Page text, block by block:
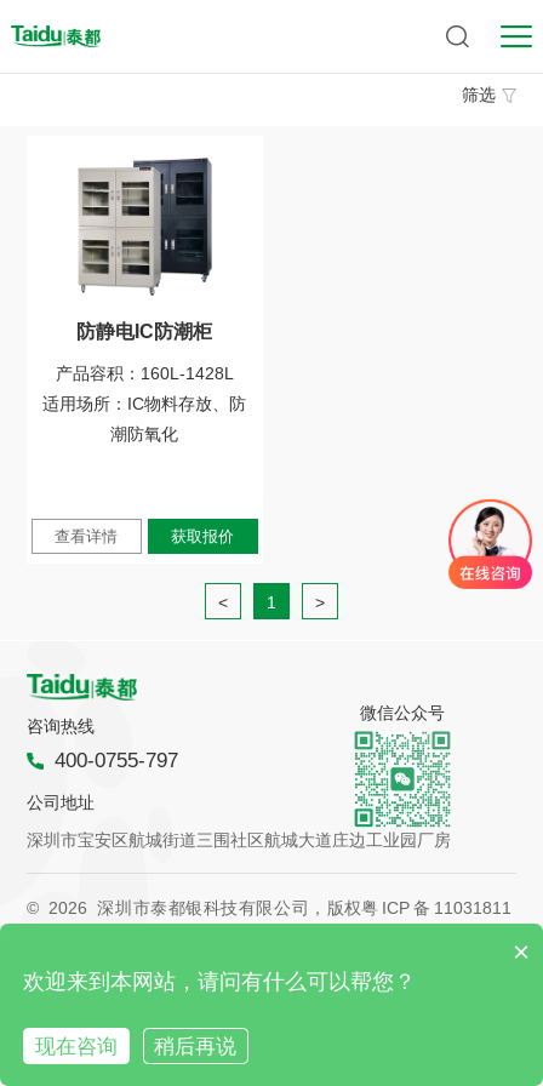
筛选
防静电IC防潮柜
产品容积：160L-1428L
适用场所：IC物料存放、防
潮防氧化
查看详情 获取报价
< 1 >
咨询热线
400-0755-797
公司地址
深圳市宝安区航城街道三围社区航城大道庄边工业园厂房
微信公众号
© 2026 深圳市泰都银科技有限公司，版权粤ICP备11031811
×
欢迎来到本网站，请问有什么可以帮您？
现在咨询 稍后再说